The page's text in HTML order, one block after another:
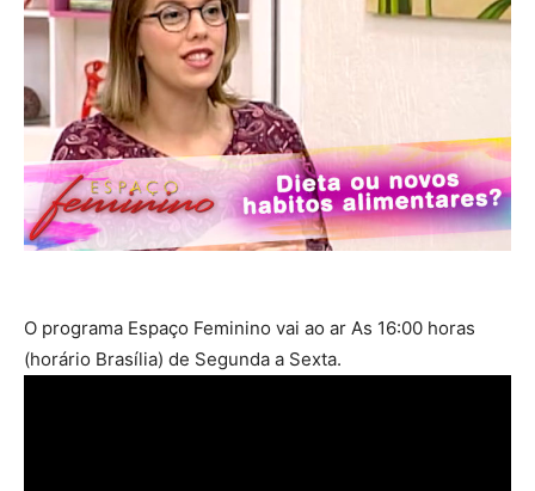
O programa Espaço Feminino vai ao ar As 16:00 horas
(horário Brasília) de Segunda a Sexta.